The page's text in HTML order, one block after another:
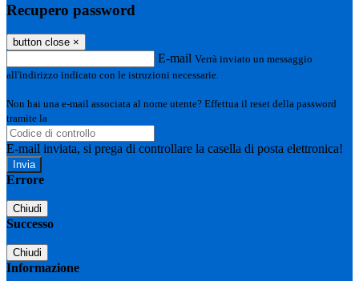
Recupero password
button close ×
E-mail Verrà inviato un messaggio
all'indirizzo indicato con le istruzioni necessarie.
Non hai una e-mail associata al nome utente? Effettua il reset della password
tramite la
E-mail inviata, si prega di controllare la casella di posta elettronica!
Errore
Chiudi
Successo
Chiudi
Informazione